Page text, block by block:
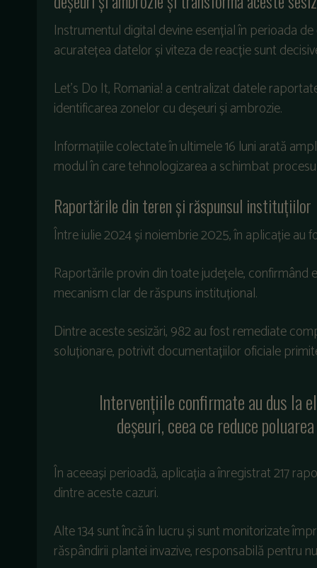
Instrumentuldigitaldevineesențialîn perioadade
acuratețeadatelorșivitezadereacțiesunt
Let’s Do It, Romania! a centralizat datele
identificarea zonelor cu deșeuri și ambrozie.
Informațiile colectateînultimele16 luniarată
modulîncaretehnologizareaaschimbat
Raportăriledinterenșirăspunsul instituțiilor
Întreiulie2024șinoiembrie2025,înaplicațieau
Raportărileprovindintoatejudețele,confirmând
mecanismclarderăspunsinstituțional.
Dintreacestesesizări, 982 aufostremediate
soluționare, potrivitdocumentațiiloroficiale
Intervențiileconfirmateaudus la
deșeuri,ceeace reducepoluarea
Înaceeași perioadă,aplicațiaaînregistrat217
dintreacestecazuri.
Alte 134 suntîncăîn lucrușisuntmonitorizate
răspândirii planteiinvazive,responsabilă pentru